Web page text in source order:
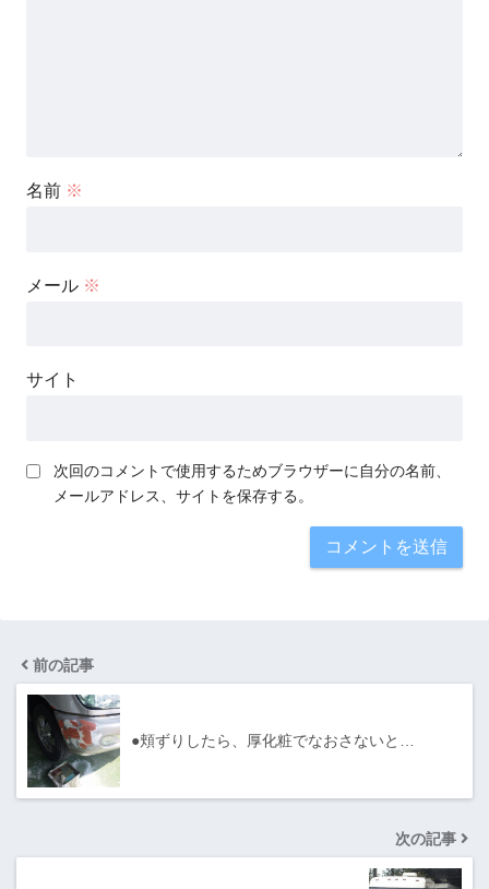
名前 ※
メール ※
サイト
次回のコメントで使用するためブラウザーに自分の名前、
メールアドレス、サイトを保存する。
前の記事
●頬ずりしたら、厚化粧でなおさないと…
次の記事